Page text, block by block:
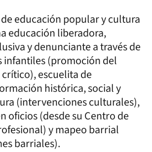
educación popular y cultura
educación liberadora,
y denunciante a través de
infantiles (promoción del
escuelita de
histórica, social y
(intervenciones culturales),
oficios (desde su Centro de
y mapeo barrial
barriales).